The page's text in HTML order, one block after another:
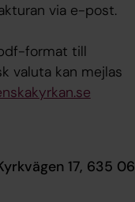
via e-post.
format till
valuta kan mejlas
17, 635 06